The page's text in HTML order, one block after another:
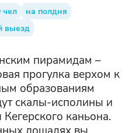
чел
на полдня
выезд
пирамидам –
прогулка верхом к
образованиям
скалы-исполины и
каньона.
лошадях вы